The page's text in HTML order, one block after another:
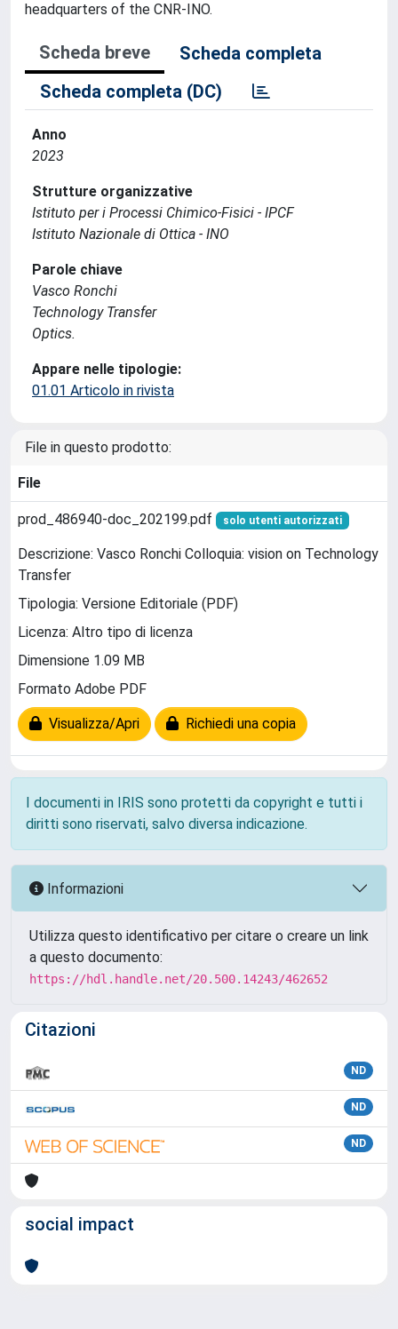
headquarters of the CNR-INO.
Scheda breve
Scheda completa
Scheda completa (DC)
Anno
2023
Strutture organizzative
Istituto per i Processi Chimico-Fisici - IPCF
Istituto Nazionale di Ottica - INO
Parole chiave
Vasco Ronchi
Technology Transfer
Optics.
Appare nelle tipologie:
01.01 Articolo in rivista
File in questo prodotto:
File
prod_486940-doc_202199.pdf solo utenti autorizzati
Descrizione: Vasco Ronchi Colloquia: vision on Technology
Transfer
Tipologia: Versione Editoriale (PDF)
Licenza: Altro tipo di licenza
Dimensione 1.09 MB
Formato Adobe PDF
Visualizza/Apri Richiedi una copia
I documenti in IRIS sono protetti da copyright e tutti i
diritti sono riservati, salvo diversa indicazione.
Informazioni
Utilizza questo identificativo per citare o creare un link
a questo documento:
https://hdl.handle.net/20.500.14243/462652
Citazioni
ND
ND
ND
social impact